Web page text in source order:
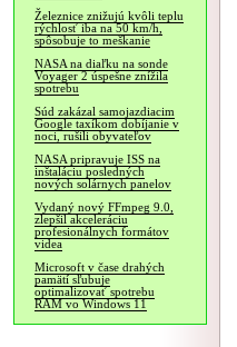
Železnice znižujú kvôli teplu
rýchlosť iba na 50 km/h,
spôsobuje to meškanie
NASA na diaľku na sonde
Voyager 2 úspešne znížila
spotrebu
Súd zakázal samojazdiacim
Google taxíkom dobíjanie v
noci, rušili obyvateľov
NASA pripravuje ISS na
inštaláciu posledných
nových solárnych panelov
Vydaný nový FFmpeg 9.0,
zlepšil akceleráciu
profesionálnych formátov
videa
Microsoft v čase drahých
pamätí sľubuje
optimalizovať spotrebu
RAM vo Windows 11